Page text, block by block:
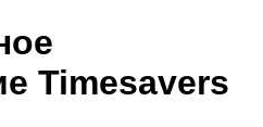
Timesavers